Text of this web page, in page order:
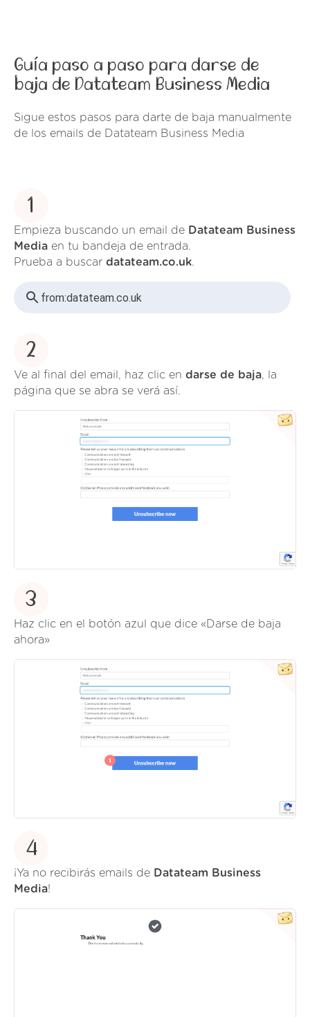
Guía paso a paso para darse de
baja de Datateam Business Media
Sigue estos pasos para darte de baja manualmente
de los emails de Datateam Business Media
1
Empieza buscando un email de Datateam Business
Media en tu bandeja de entrada.
Prueba a buscar datateam.co.uk.
from:datateam.co.uk
2
Ve al final del email, haz clic en darse de baja, la
página que se abra se verá así.
3
Haz clic en el botón azul que dice «Darse de baja
ahora»
4
¡Ya no recibirás emails de Datateam Business
Media!